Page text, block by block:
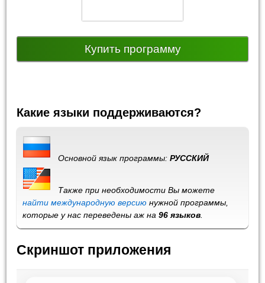
Купить программу
Какие языки поддерживаются?
Основной язык программы:РУССКИЙ
Также при необходимости Вы можете
найти международную версию нужной программы,
которые у нас переведены аж на96 языков
Скриншот приложения